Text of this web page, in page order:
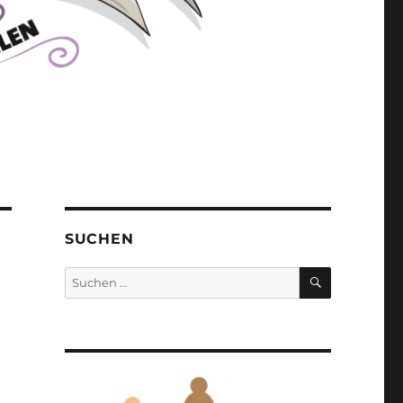
SUCHEN
Suchen
nach:
SUCHEN